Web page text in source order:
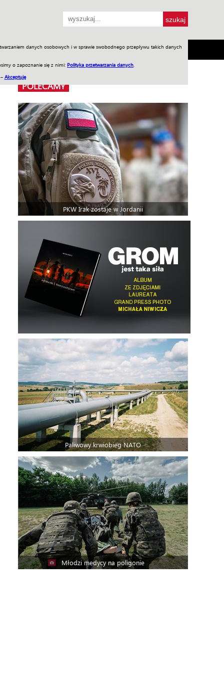
danych osobowych i w sprawie swobodnego przepływu takich danych
o zapoznanie się z nimi: Polityka przetwarzania danych
Akceptuję
SKLEP Jednodniówki Praca w WIW
POLECAMY
PKW Irak zostaje w Jordanii
Paliwowy krwiobieg NATO
Młodzi medycy na poligonie